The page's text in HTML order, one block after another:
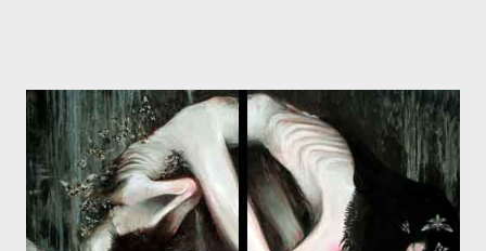
தனது இணையதளத்திலே தொடர்ந்து பதிவு செய்கிறார். உயிர்மை
இன்னும் சில வருடங்களுக்கு தனக்கு எதிராக எழுத்தாளர்களை ஏவி
விட்டபடி இருக்கும் என்று ஒரு அச்சத்தை வெளிப்படுத்தியபடி
இருக்கிறார். அவர் கடுமையான பாதுகாப்பின்மை மனநிலையில் உள்ளார்.
உயிர்மை அவரை தாக்க உத்தேசித்தாலும் இல்லை என்றாலும்